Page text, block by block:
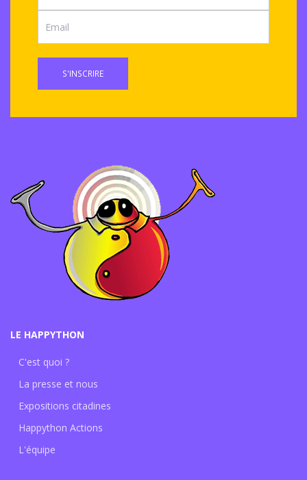
S'INSCRIRE
LE HAPPYTHON
C'est quoi ?
La presse et nous
Expositions citadines
Happython Actions
L'équipe